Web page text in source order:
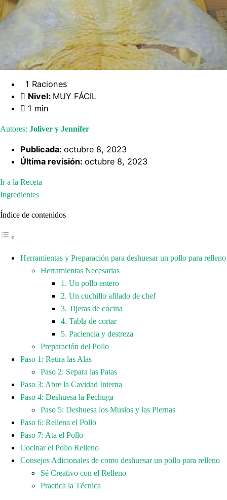
1 Raciones
Nivel: MUY FÁCIL
1 min
Autores: Joliver y Jennifer
Publicada: octubre 8, 2023
Última revisión: octubre 8, 2023
Ir a la Receta
Ingredientes
Índice de contenidos
Herramientas y Preparación para deshuesar un pollo para relleno
Herramientas Necesarias
1. Un pollo entero
2. Un cuchillo afilado de chef
3. Tijeras de cocina
4. Tabla de cortar
5. Paciencia y destreza
Preparación del Pollo
Paso 1: Retira las Alas
Paso 2: Separa las Patas
Paso 3: Abre la Cavidad Interna
Paso 4: Deshuesa la Pechuga
Paso 5: Deshuesa los Muslos y las Piernas
Paso 6: Rellena el Pollo
Paso 7: Ata el Pollo
Cocinar el Pollo Relleno
Consejos Adicionales de como deshuesar un pollo para relleno
Sé Creativo con el Relleno
Practica la Técnica